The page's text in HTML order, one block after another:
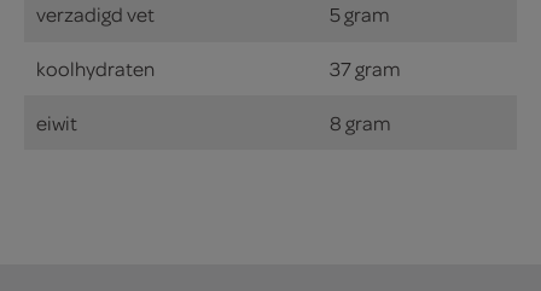
verzadigd vet 5 gram
koolhydraten 37 gram
eiwit 8 gram